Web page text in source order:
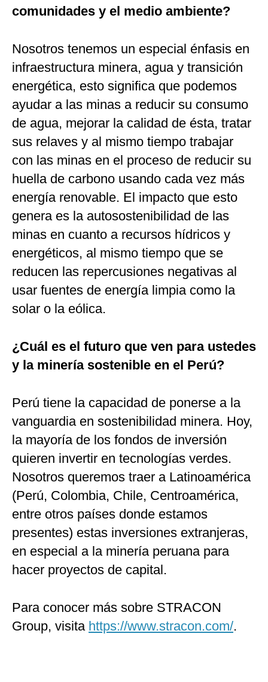
comunidades y el medio ambiente?
Nosotros tenemos un especial énfasis en
infraestructura minera, agua y transición
energética, esto significa que podemos
ayudar a las minas a reducir su consumo
de agua, mejorar la calidad de ésta, tratar
sus relaves y al mismo tiempo trabajar
con las minas en el proceso de reducir su
huella de carbono usando cada vez más
energía renovable. El impacto que esto
genera es la autosostenibilidad de las
minas en cuanto a recursos hídricos y
energéticos, al mismo tiempo que se
reducen las repercusiones negativas al
usar fuentes de energía limpia como la
solar o la eólica.
¿Cuál es el futuro que ven para ustedes
y la minería sostenible en el Perú?
Perú tiene la capacidad de ponerse a la
vanguardia en sostenibilidad minera. Hoy,
la mayoría de los fondos de inversión
quieren invertir en tecnologías verdes.
Nosotros queremos traer a Latinoamérica
(Perú, Colombia, Chile, Centroamérica,
entre otros países donde estamos
presentes) estas inversiones extranjeras,
en especial a la minería peruana para
hacer proyectos de capital.
Para conocer más sobre STRACON
Group, visita https://www.stracon.com/.